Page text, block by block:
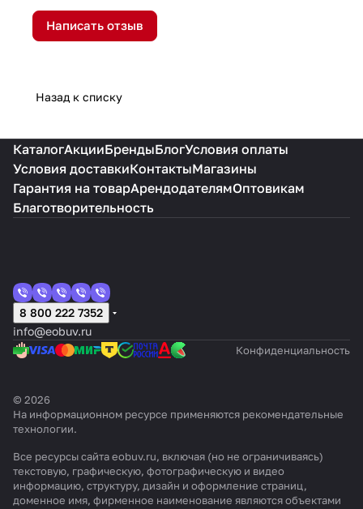
Написать отзыв
Назад к списку
КаталогАкцииБрендыБлогУсловия оплаты
Условия доставкиКонтактыМагазины
Гарантия на товарАрендодателямОптовикам
Благотворительность
8 800 222 7352
info@eobuv.ru
Конфиденциальность
© 2026
На информационном ресурсе применяются рекомендательные
технологии.
Все ресурсы сайта eobuv.ru, включая (но не ограничиваясь)
текстовую, графическую, фотографическую и видео
информацию, структуру, дизайн и оформление страниц,
доменное имя, фирменное наименование являются объектами